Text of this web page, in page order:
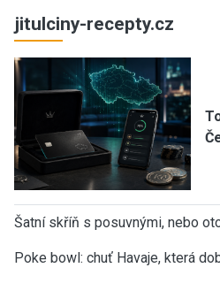
jitulciny-recepty.cz
Šatní skříň s posuvnými, nebo
Poke bowl: chuť Havaje, která